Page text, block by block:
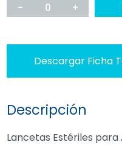
- 0 +
Descargar Ficha
Descripción
Lancetas Estériles